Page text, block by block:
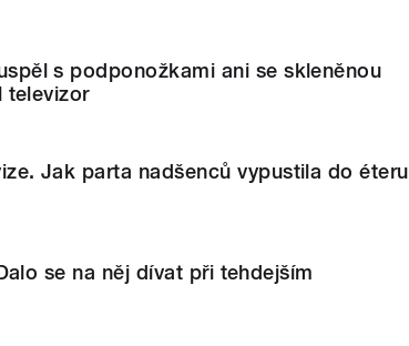
s podponožkami ani se skleněnou
televizor
Jak parta nadšenců vypustila do éteru
se na něj dívat při tehdejším